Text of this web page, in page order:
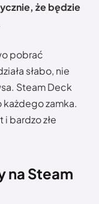
że będzie
pobrać
słabo, nie
Steam Deck
zamka.
bardzo złe
na Steam